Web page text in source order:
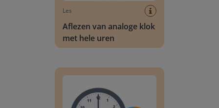
Les
Aflezen van analoge klok
met hele uren